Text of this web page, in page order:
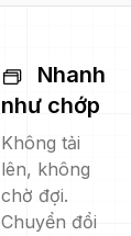
Nhanh
như chớp
Không tải
lên, không
chờ đợi.
Chuyển đổi